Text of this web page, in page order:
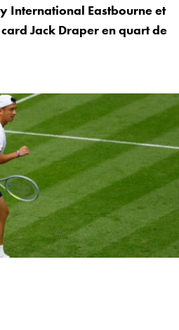
International Eastbourne et
Jack Draper en quart de